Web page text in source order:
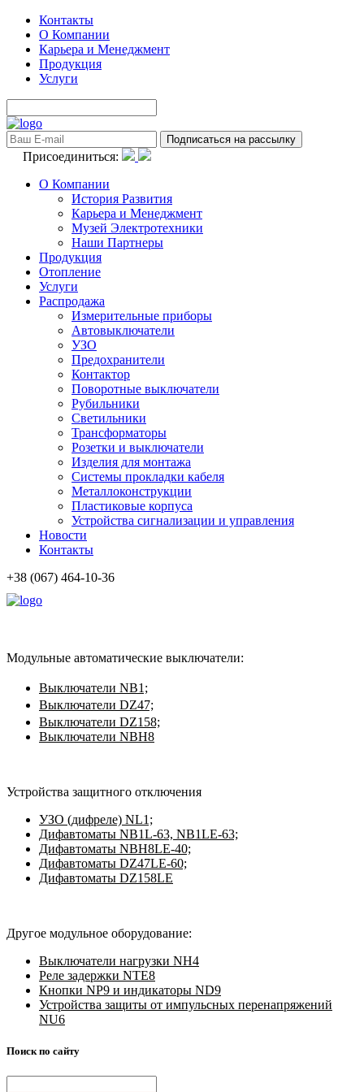
Контакты
О Компании
Карьера и Менеджмент
Продукция
Услуги
Присоединиться:
О Компании
История Развития
Карьера и Менеджмент
Музей Электротехники
Наши Партнеры
Продукция
Отопление
Услуги
Распродажа
Измерительные приборы
Автовыключатели
УЗО
Предохранители
Контактор
Поворотные выключатели
Рубильники
Светильники
Трансформаторы
Розетки и выключатели
Изделия для монтажа
Системы прокладки кабеля
Металлоконcтрукции
Пластиковые корпуса
Устройства сигнализации и управления
Новости
Контакты
+38 (067) 464-10-36
Модульные автоматические выключатели:
Выключатели NB1;
Выключатели DZ47;
Выключатели DZ158;
Выключатели NBH8
Устройства защитного отключения
УЗО (дифреле) NL1;
Дифавтоматы NB1L-63, NB1LE-63;
Дифавтоматы NBH8LE-40;
Дифавтоматы DZ47LE-60;
Дифавтоматы DZ158LE
Другое модульное оборудование:
Выключатели нагрузки NH4
Реле задержки NTE8
Кнопки NP9 и индикаторы ND9
Устройства защиты от импульсных перенапряжений
NU6
Поиск по сайту